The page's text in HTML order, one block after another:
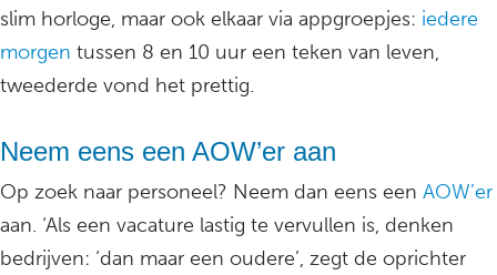
slim horloge, maar ook elkaar via appgroepjes: iedere
morgen tussen 8 en 10 uur een teken van leven,
tweederde vond het prettig.
Neem eens een AOW’er aan
Op zoek naar personeel? Neem dan eens een AOW’er
aan. ‘Als een vacature lastig te vervullen is, denken
bedrijven: ‘dan maar een oudere’, zegt de oprichter